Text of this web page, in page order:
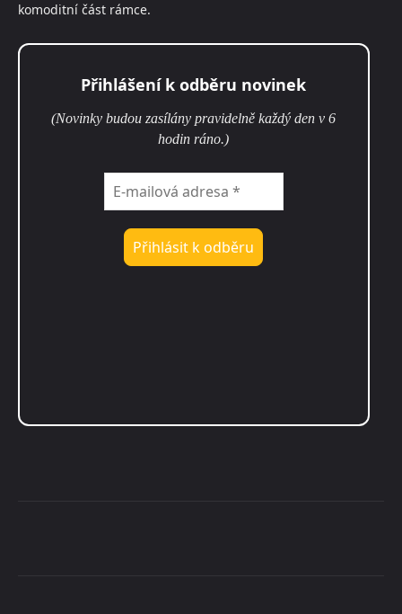
komoditní část rámce.
Přihlášení k odběru novinek
(Novinky budou zasílány pravidelně každý den v 6
hodin ráno.)